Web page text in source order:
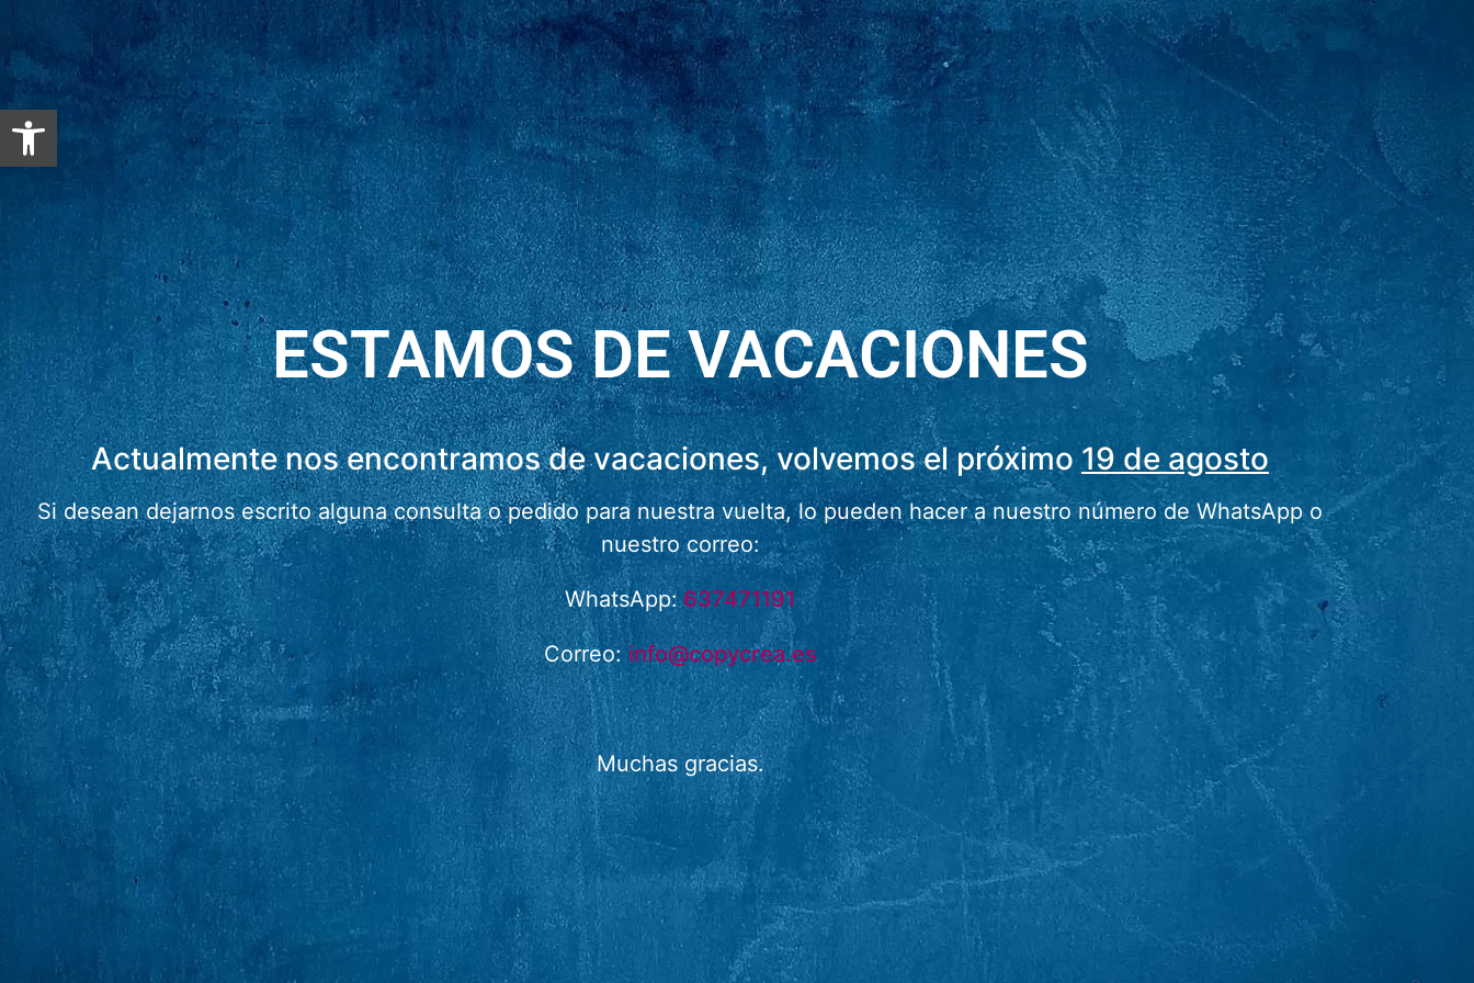
Abrir barra de herramientas
ESTAMOS DE VACACIONES
Actualmente nos encontramos de vacaciones, volvemos el próximo19 de agosto
Si desean dejarnos escrito alguna consulta o pedido para nuestra vuelta, lo pueden hacer a nuestro número de WhatsApp o
nuestro correo:
WhatsApp:637471191
Correo: info@copycrea.es
Muchas gracias.